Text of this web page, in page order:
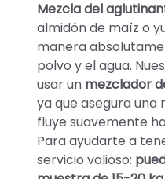
Mezcla del
almidón de maíz o
manera
polvo y el agua.
usar un mezclador
ya que asegura una
fluye suavemente
Para ayudarte a
servicio valioso: